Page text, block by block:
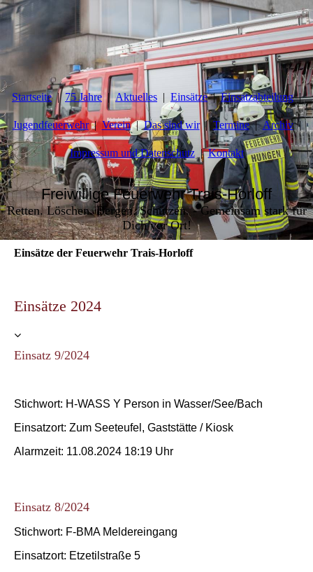
Startseite 75 Jahre Aktuelles Einsätze Einsatzabteilung
Jugendfeuerwehr Verein Das sind wir Termine Archiv
Impressum und Datenschutz Kontakt
Freiwillige Feuerwehr Trais-Horloff
Retten. Löschen. Bergen. Schützen. - Gemeinsam stark für
Dich vor Ort!
Einsätze der Feuerwehr Trais-Horloff
Einsätze 2024
Einsatz 9/2024
Stichwort: H-WASS Y Person in Wasser/See/Bach
Einsatzort: Zum Seeteufel, Gaststätte / Kiosk
Alarmzeit: 11.08.2024 18:19 Uhr
Einsatz 8/2024
Stichwort: F-BMA Meldereingang
Einsatzort: Etzetilstraße 5